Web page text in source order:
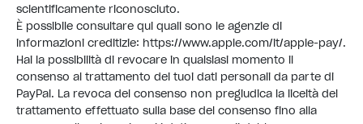
scientificamente riconosciuto.
È possibile consultare qui quali sono le agenzie di
informazioni creditizie: https://www.apple.com/it/apple-pay/.
Hai la possibilità di revocare in qualsiasi momento il
consenso al trattamento dei tuoi dati personali da parte di
PayPal. La revoca del consenso non pregiudica la liceità del
trattamento effettuato sulla base del consenso fino alla